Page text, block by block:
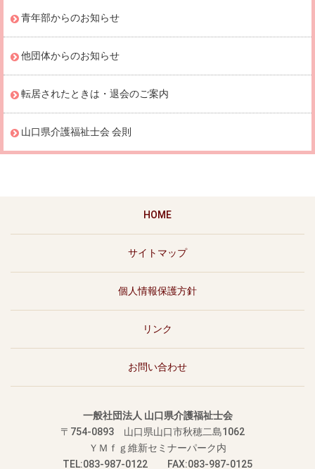
青年部からのお知らせ
他団体からのお知らせ
転居されたときは・退会のご案内
山口県介護福祉士会 会則
HOME
サイトマップ
個人情報保護方針
リンク
お問い合わせ
一般社団法人 山口県介護福祉士会
〒754-0893 山口県山口市秋穂二島1062
ＹＭｆｇ維新セミナーパーク内
TEL:083-987-0122 FAX:083-987-0125